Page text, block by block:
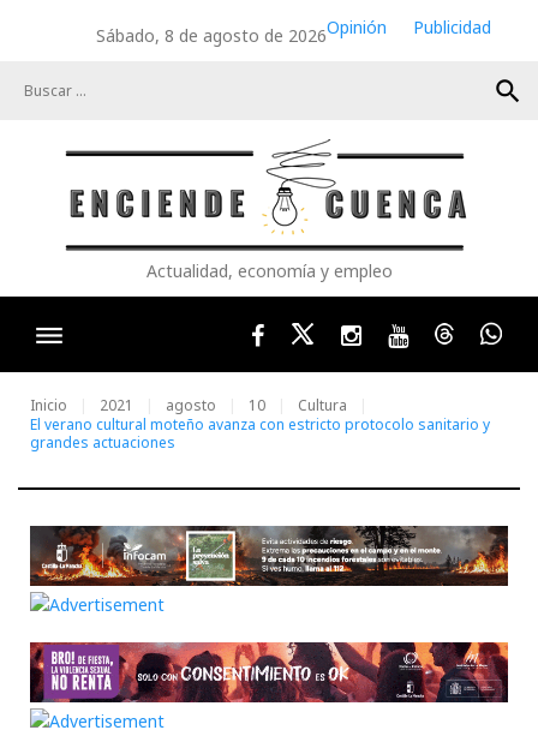
Sábado, 8 de agosto de 2026Opinión
Publicidad
search
Actualidad, economía y empleo
FacebookTwitterInstagram
YoutubeThreads
Inicio 2021 agosto 10
Cultura
El verano cultural moteño avanza con estricto protocolo sanitario y
grandes actuaciones